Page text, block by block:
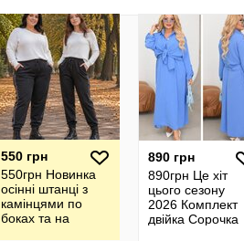
550 грн
550грн Новинка
осінні штанці з
камінцями по
боках та на
890 грн
890грн Це хіт
цього сезону
2026 Комплект
двійка Сорочка